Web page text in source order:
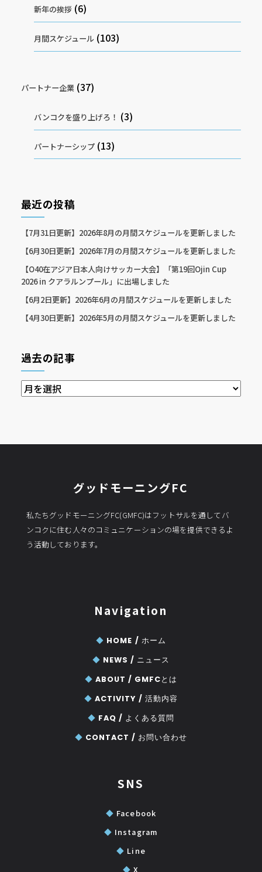
新年の挨拶 (6)
月間スケジュール (103)
パートナー企業 (37)
バンコクを盛り上げろ！ (3)
パートナーシップ (13)
最近の投稿
【7月31日更新】2026年8月の月間スケジュールを更新しました
【6月30日更新】2026年7月の月間スケジュールを更新しました
【O40在アジア日本人向けサッカー大会】「第19回Ojin Cup
2026 in クアラルンプール」に出場しました
【6月2日更新】2026年6月の月間スケジュールを更新しました
【4月30日更新】2026年5月の月間スケジュールを更新しました
過去の記事
過
去
事
グッドモーニングFC
私たちグッドモーニングFC(GMFC)はフットサルを通してバ
ンコクに住む人々のコミュニケーションの場を提供できるよ
う活動しております。
Navigation
◆ HOME / ホーム
◆ NEWS / ニュース
◆ ABOUT / GMFCとは
◆ ACTIVITY / 活動内容
◆ FAQ / よくある質問
◆ CONTACT / お問い合わせ
SNS
◆ Facebook
◆ Instagram
◆ Line
◆ X